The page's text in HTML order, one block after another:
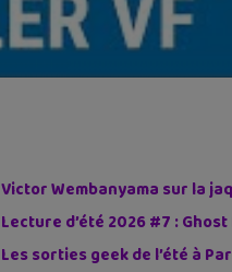
Victor Wembanyama sur la
Lecture d’été 2026 #7 :
Les sorties geek de l’été à